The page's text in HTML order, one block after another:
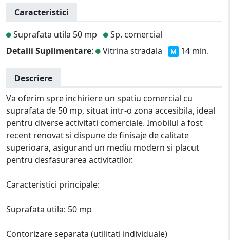
Caracteristici
Suprafata utila 50 mp
Sp. comercial
Detalii Suplimentare: Vitrina stradala M 14 min.
Descriere
Va oferim spre inchiriere un spatiu comercial cu
suprafata de 50 mp, situat intr-o zona accesibila, ideal
pentru diverse activitati comerciale. Imobilul a fost
recent renovat si dispune de finisaje de calitate
superioara, asigurand un mediu modern si placut
pentru desfasurarea activitatilor.
Caracteristici principale:
Suprafata utila: 50 mp
Contorizare separata (utilitati individuale)